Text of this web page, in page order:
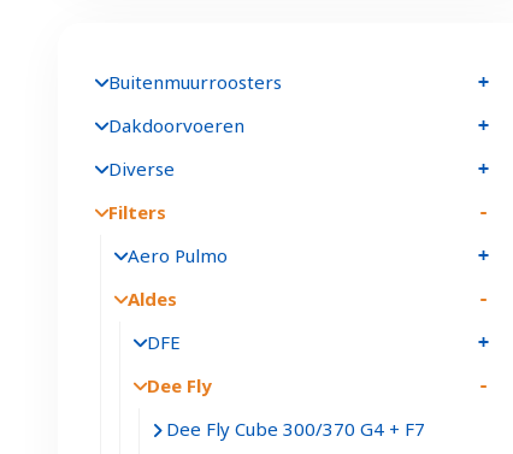
Buitenmuurroosters
Dakdoorvoeren
Diverse
Filters
Aero Pulmo
Aldes
DFE
Dee Fly
Dee Fly Cube 300/370 G4 + F7